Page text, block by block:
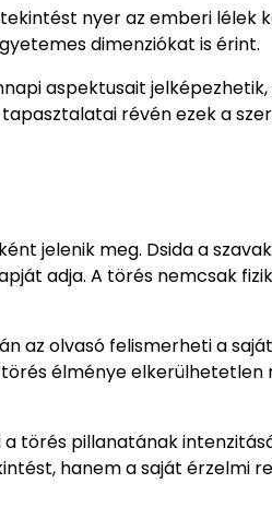
nyer az emberi lélek
dimenziókat is érint.
aspektusait
révén ezek a
jelenik meg. Dsida a
adja. A törés nemcsak
az olvasó felismerheti a
élménye elkerülhetetlen
törés pillanatának
hanem a saját érzelmi